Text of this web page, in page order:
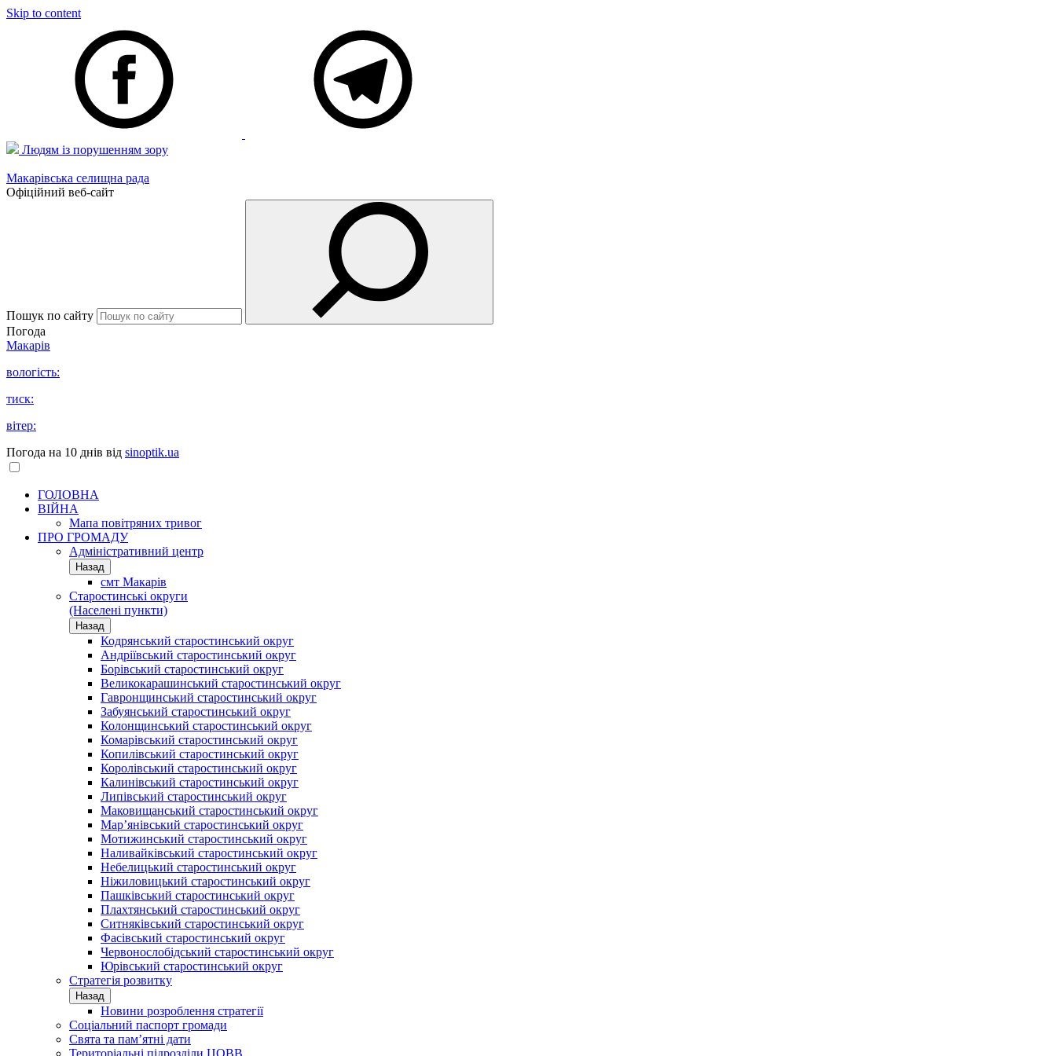
Skip to content
Людям із порушенням зору
Макарівська селищна рада
Офіційний веб-сайт
Пошук по сайту
Погода
Макарів
вологість:
тиск:
вітер:
Погода на 10 днів від sinoptik.ua
ГОЛОВНА
ВІЙНА
Мапа повітряних тривог
ПРО ГРОМАДУ
Aдміністративний центр
Назад
смт Макарів
Старостинські округи
(Населені пункти)
Назад
Кодрянський старостинський округ
Андріївський старостинський округ
Борівський старостинський округ
Великокарашинський старостинський округ
Гавронщинський старостинський округ
Забуянський старостинський округ
Колонщинський старостинський округ
Комарівський старостинський округ
Копилівський старостинський округ
Королівський старостинський округ
Калинівський старостинський округ
Липівський старостинський округ
Маковищанський старостинський округ
Мар’янівський старостинський округ
Мотижинський старостинський округ
Наливайківський старостинський округ
Небелицький старостинський округ
Ніжиловицький старостинський округ
Пашківський старостинський округ
Плахтянський старостинський округ
Ситняківський старостинський округ
Фасівський старостинський округ
Червонослобідський старостинський округ
Юрівський старостинський округ
Стратегія розвитку
Назад
Новини розроблення стратегії
Соціальний паспорт громади
Свята та пам’ятні дати
Територіальні підрозділи ЦОВВ